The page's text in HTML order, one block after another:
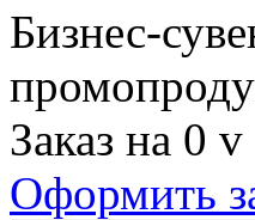
Бизнес-
Заказ на 0 v
Оформить